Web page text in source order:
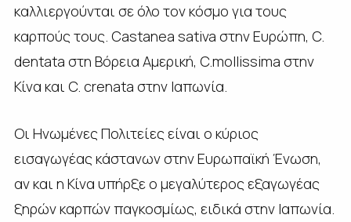
καλλιεργούνται σε όλο τον κόσμο για τους
καρπούς τους. Castanea sativa στην Ευρώπη, C.
dentata στη Βόρεια Αμερική, C.mollissima στην
Κίνα και C. crenata στην Ιαπωνία.
Οι Ηνωμένες Πολιτείες είναι ο κύριος
εισαγωγέας κάστανων στην Ευρωπαϊκή Ένωση,
αν και η Κίνα υπήρξε ο μεγαλύτερος εξαγωγέας
ξηρών καρπών παγκοσμίως, ειδικά στην Ιαπωνία.